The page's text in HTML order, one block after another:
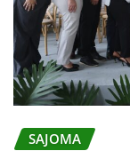
SAJOMA